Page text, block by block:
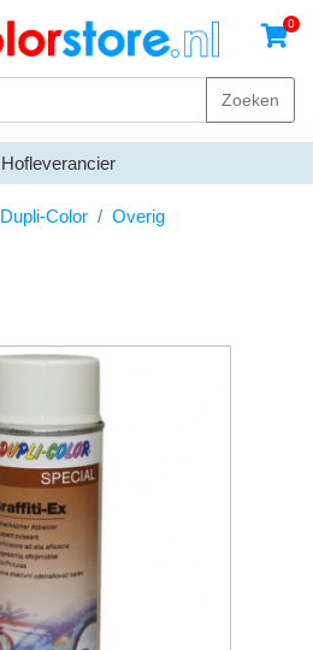
0
Zoeken
Hofleverancier
Dupli-Color Overig